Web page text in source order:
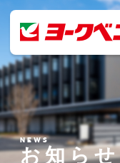
NEWS
お知らせ